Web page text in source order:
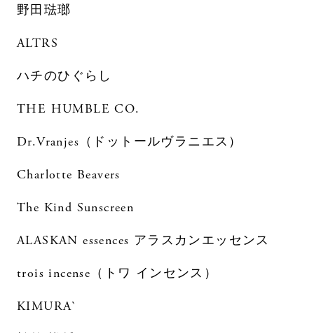
野田琺瑯
ALTRS
ハチのひぐらし
THE HUMBLE CO.
Dr.Vranjes（ドットールヴラニエス）
Charlotte Beavers
The Kind Sunscreen
ALASKAN essences アラスカンエッセンス
trois incense（トワ インセンス）
KIMURA`